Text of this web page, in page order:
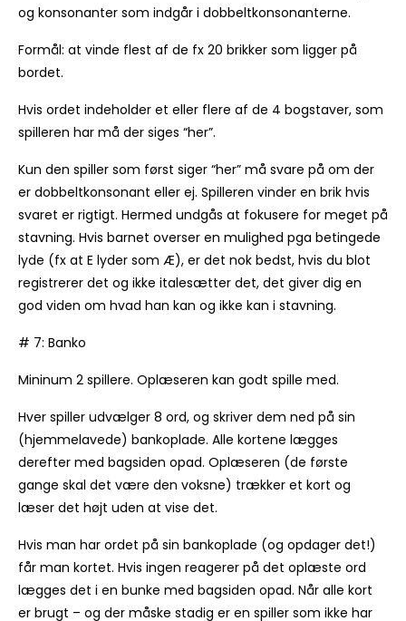
og konsonanter som indgår i dobbeltkonsonanterne.
Formål: at vinde flest af de fx 20 brikker som ligger på
bordet.
Hvis ordet indeholder et eller flere af de 4 bogstaver, som
spilleren har må der siges “her”.
Kun den spiller som først siger “her” må svare på om der
er dobbeltkonsonant eller ej. Spilleren vinder en brik hvis
svaret er rigtigt. Hermed undgås at fokusere for meget på
stavning. Hvis barnet overser en mulighed pga betingede
lyde (fx at E lyder som Æ), er det nok bedst, hvis du blot
registrerer det og ikke italesætter det, det giver dig en
god viden om hvad han kan og ikke kan i stavning.
# 7: Banko
Mininum 2 spillere. Oplæseren kan godt spille med.
Hver spiller udvælger 8 ord, og skriver dem ned på sin
(hjemmelavede) bankoplade. Alle kortene lægges
derefter med bagsiden opad. Oplæseren (de første
gange skal det være den voksne) trækker et kort og
læser det højt uden at vise det.
Hvis man har ordet på sin bankoplade (og opdager det!)
får man kortet. Hvis ingen reagerer på det oplæste ord
lægges det i en bunke med bagsiden opad. Når alle kort
er brugt – og der måske stadig er en spiller som ikke har